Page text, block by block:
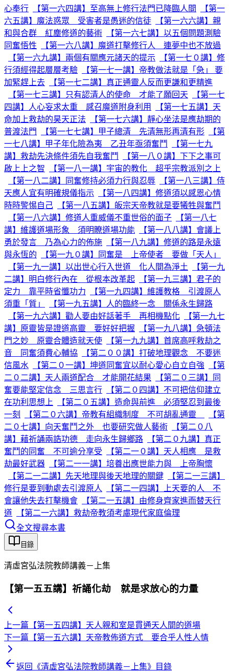
心奉行
【第一六四講】至高無上修行法門已降臨人間
【第一
六五講】魔法惑眾 受害者是愚迷的信徒
【第一六六講】親
和與合群 紅塵修道的藝術
【第一六七講】以五個問題測驗
同奮悟性
【第一六八講】魔道打擊修行人 連夢中也不放過
【第一六九講】兩個有關應元諸天的提示
【第一七０講】修
行須經得起層層考驗
【第一七一講】帝教做法就是「急」 要
加緊趕上去
【第一七二講】真正通靈人反而更謙和更精進
【第一七三講】只有認清人的使命 才能了願回天
【第一七
四講】人心妄求太重 感召魔道附身利用
【第一七五講】天
命加上救劫的昊天正法
【第一七六講】靜心坐法是應劫期的
普渡法門
【第一七七講】甲子總清 先清無形再清有形
【第
一七八講】甲子年化險為夷 乙丑年亟須奮鬥
【第一七九
講】救劫先決條件須先自我奮鬥
【第一八０講】下下之事可
啟上上之智
【第一八一講】宇宙的教化 超乎宗教派別之上
【第一八二講】同奮修持必須力行與忍辱
【第一八三講】侍
天應人宜有明確規儀指示
【第一八四講】修道須以感恩心情
時時警惕自己
【第一八五講】皈宗天帝教就是要犧牲與奮鬥
【第一八六講】修道人重威儀不重世俗的面子
【第一八七
講】維護道場形象 須明瞭道場功能
【第一八八講】會議上
勇於發言 乃為心力的佈施
【第一八九講】修道的路是永遠
與永恆的
【第一九０講】同奮是 上帝使者 要做「天人」
【第一九一講】以出世心行入世道 化人間為淨土
【第一九
二講】明白修行內在 從根本改革起
【第一九三講】君子的
定力 靠平時省懺功力
【第一九四講】維護教格 引渡原人
須重「質」
【第一九五講】人的臨終一念 關係永生歸路
【第一九六講】勸人要由好話著手 再相機點化
【第一九七
講】原靈皆是證道高靈 要好好把握
【第一九八講】急頓法
門之妙 原靈合體造就天使
【第一九九講】首席高呼救劫之
音 同奮須費心輔協
【第二００講】打破地理觀念 不要迷
信風水
【第二０一講】坤道同奮宜以耐心愛心自立自強
【第
二０二講】天人兩道配合 才能開花結果
【第二０三講】同
奮要能堅定信念 三思言行
【第二０四講】不可把信仰建立
在功利思想上
【第二０五講】造命與前進 必須堅忍到最後
一刻
【第二０六講】帝教有組織制度 不可胡亂通靈
【第
二０七講】向天奮鬥之外 也要研究做人藝術
【第二０八
講】藉祈誦兩誥功德 走向永生歸鄉路
【第二０九講】真正
奮鬥的同奮 不可逾分享受
【第二一０講】天人相應 是救
劫最好武器
【第二一一講】培養出應世能力與 上帝胸懷
【第二一二講】先天地理與後天地理的關鍵
【第二一三講】
修行是要到動處去引渡原人
【第二一四講】上天要的人 不
會讓他失去打擊機會
【第二一五講】由修身齊家進而替天行
道
【第二一六講】救劫帝教須考慮現代家庭倫理
全文搜尋本書
目錄
清虛宮弘法院教師講義－上集
【第一五五講】祈誦化劫 就是求放心的力量
上一篇 【第一五四講】天人親和室是貫通天人間的道場
下一篇 【第一五六講】天帝教佈道方式 要合乎人性人情
返回《清虛宮弘法院教師講義－上集》目錄